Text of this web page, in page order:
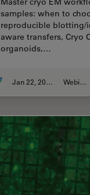
samples: when to
reproducible blotting/
aware transfers, Cryo
organoids,…
Jan 22, 2026 Webinar